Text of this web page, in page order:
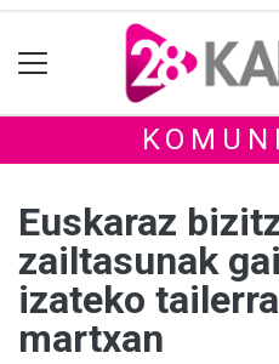
Euskaraz
zailtasunak
izateko
martxan